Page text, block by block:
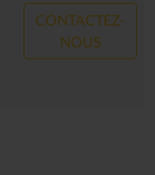
CONTACTEZ-
NOUS